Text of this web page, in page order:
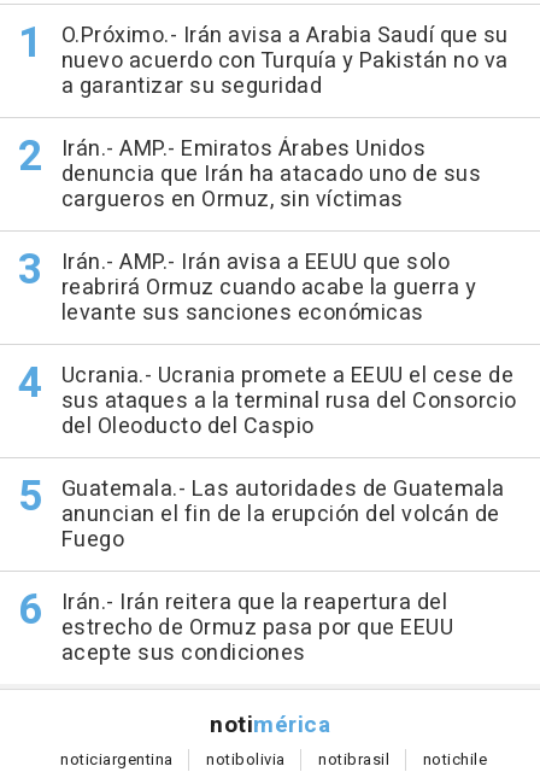
O.Próximo.- Irán avisa a Arabia Saudí que su
nuevo acuerdo con Turquía y Pakistán no va
a garantizar su seguridad
Irán.- AMP.- Emiratos Árabes Unidos
denuncia que Irán ha atacado uno de sus
cargueros en Ormuz, sin víctimas
Irán.- AMP.- Irán avisa a EEUU que solo
reabrirá Ormuz cuando acabe la guerra y
levante sus sanciones económicas
Ucrania.- Ucrania promete a EEUU el cese de
sus ataques a la terminal rusa del Consorcio
del Oleoducto del Caspio
Guatemala.- Las autoridades de Guatemala
anuncian el fin de la erupción del volcán de
Fuego
Irán.- Irán reitera que la reapertura del
estrecho de Ormuz pasa por que EEUU
acepte sus condiciones
notimérica
noticiargentina notibolivia notibrasil notichile